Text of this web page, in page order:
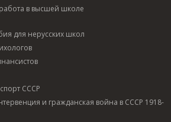
в высшей школе
для нерусских школ
СССР
и гражданская война в СССР 1918-